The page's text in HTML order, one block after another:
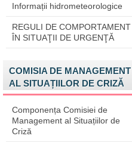
Informații hidrometeorologice
REGULI DE COMPORTAMENT
ÎN SITUAŢII DE URGENŢĂ
COMISIA DE MANAGEMENT
AL SITUAȚIILOR DE CRIZĂ
Componența Comisiei de
Management al Situațiilor de
Criză